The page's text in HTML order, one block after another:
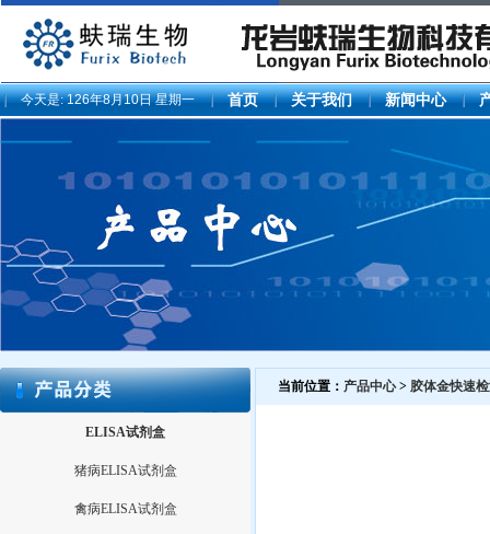
今天是:126年8月10日 星期一 首页 关于我们 新闻中心
ELISA试剂盒
猪病ELISA试剂盒
禽病ELISA试剂盒
当前位置： 产品中心> 胶体金快速